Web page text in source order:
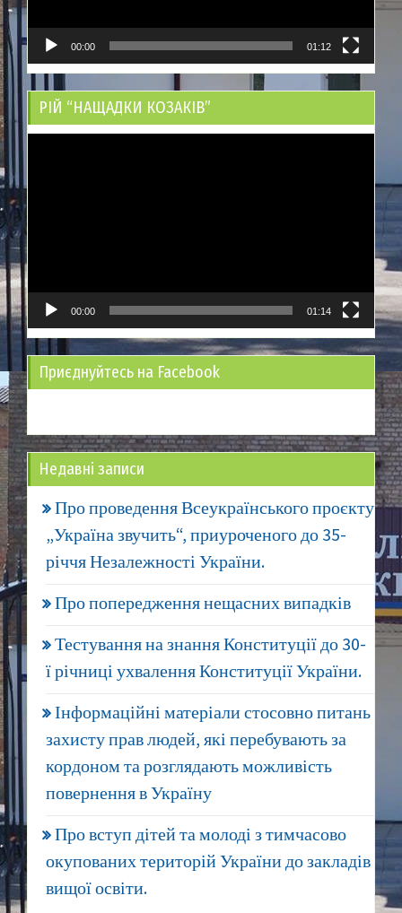
00:00 01:12
РІЙ “НАЩАДКИ КОЗАКІВ”
00:00 01:14
Приєднуйтесь на Facebook
Недавні записи
Про проведення Всеукраїнського проєкту
„Україна звучить“, приуроченого до 35-
річчя Незалежності України.
Про попередження нещасних випадків
Тестування на знання Конституції до 30-
ї річниці ухвалення Конституції України.
Інформаційні матеріали стосовно питань
захисту прав людей, які перебувають за
кордоном та розглядають можливість
повернення в Україну
Про вступ дітей та молоді з тимчасово
окупованих територій України до закладів
вищої освіти.